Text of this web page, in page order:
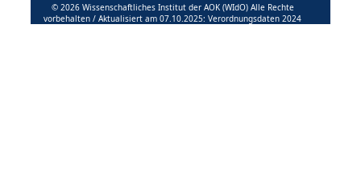
© 2026 Wissenschaftliches Institut der AOK (WIdO) Alle Rechte
vorbehalten / Aktualisiert am 07.10.2025: Verordnungsdaten 2024